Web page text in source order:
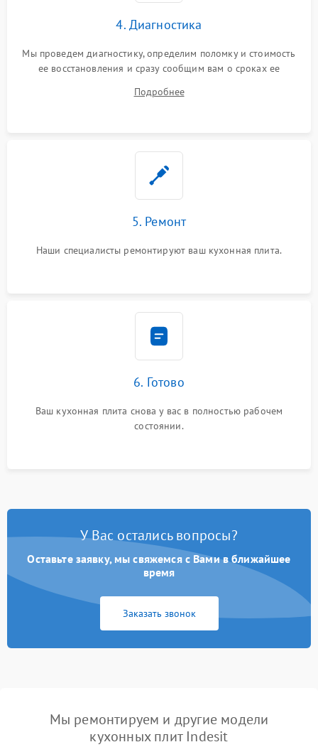
4. Диагностика
Мы проведем диагностику, определим поломку и стоимость
ее восстановления и сразу сообщим вам о сроках ее
Подробнее
5. Ремонт
Наши специалисты ремонтируют ваш кухонная плита.
6. Готово
Ваш кухонная плита снова у вас в полностью рабочем
состоянии.
У Вас остались вопросы?
Оставьте заявку, мы свяжемся с Вами в ближайшее
время
Заказать звонок
Мы ремонтируем и другие модели
кухонных плит Indesit